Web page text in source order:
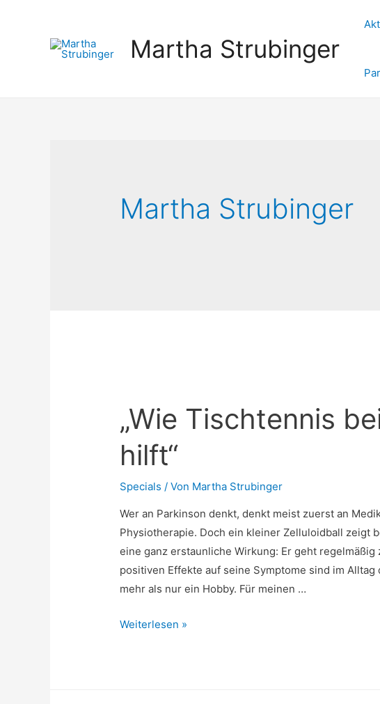
Martha Strubinger
Martha Strubinger
„Wie Tischtennis
hilft“
Specials / Von Martha Strubinger
Wer an Parkinson denkt, denkt meist zuerst an
Physiotherapie. Doch ein kleiner Zelluloidball zeigt
eine ganz erstaunliche Wirkung: Er geht
positiven Effekte auf seine Symptome sind im
mehr als nur ein Hobby. Für meinen …
„Wie
Weiterlesen »